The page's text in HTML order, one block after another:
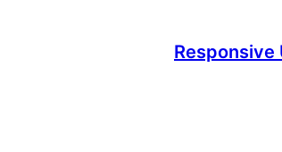
Responsive